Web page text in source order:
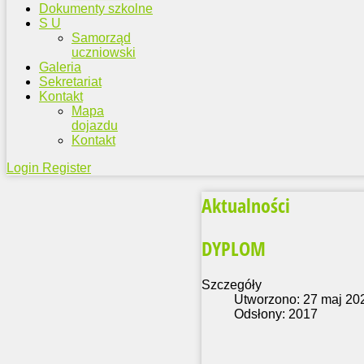
Dokumenty szkolne
S U
Samorząd
uczniowski
Galeria
Sekretariat
Kontakt
Mapa
dojazdu
Kontakt
Login Register
Aktualności
DYPLOM
Szczegóły
Utworzono: 27 maj
Odsłony: 2017